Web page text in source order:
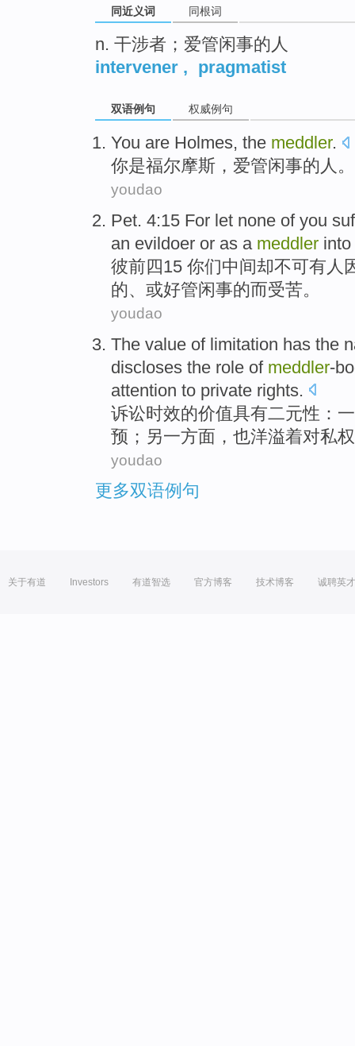
同近义词 同根词
n. 干涉者；爱管闲事的人
intervener , pragmatist
双语例句 权威例句
You are Holmes, the meddler.
你是福尔摩斯 ，爱管闲事的人。
youdao
Pet. 4:15 For let none ofyou
an evildoer or as a meddler
彼前四15 你们中间却不可有人
的、或好管闲事的而受苦。
youdao
The value of limitation has the
discloses the role of meddler-
attention to private rights.
诉讼时效的价值具有二元性 ：
预；另一方面， 也洋溢着对私
youdao
更多双语例句
关于有道 Investors 有道智选 官方博客 技术博客 诚聘英才